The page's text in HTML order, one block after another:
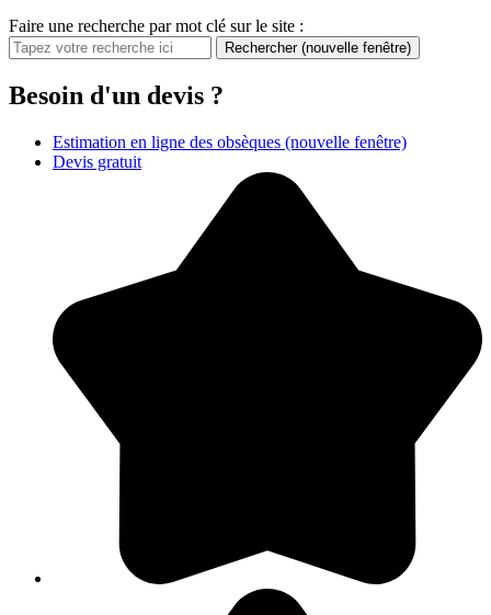
Faire une recherche par mot clé sur le site :
Rechercher (nouvelle fenêtre)
Besoin d'un devis ?
Estimation en ligne des obsèques (nouvelle fenêtre)
Devis gratuit